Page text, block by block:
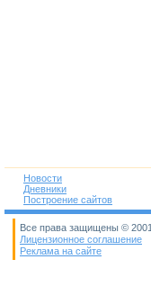
Новости
Дневники
Построение сайтов
Все права защищены ©
Лицензионное соглашение
Реклама на сайте